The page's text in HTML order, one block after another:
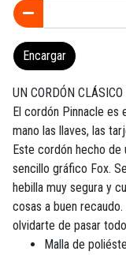
Encargar
UN CORDÓN CLÁSICO
El cordón Pinnacle
mano las llaves, las
Este cordón hecho
sencillo gráfico Fox.
hebilla muy segura y
cosas a buen
olvidarte de pasar
Malla de